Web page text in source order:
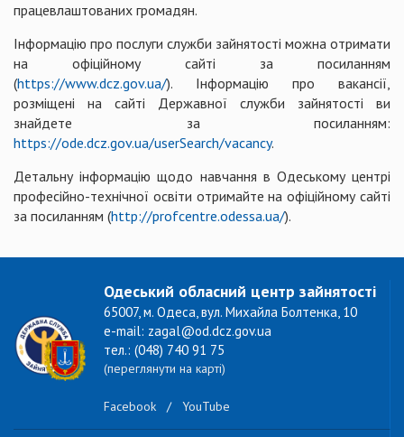
працевлаштованих громадян.
Інформацію про послуги служби зайнятості можна отримати
на офіційному сайті за посиланням
(https://www.dcz.gov.ua/). Інформацію про вакансії,
розміщені на сайті Державної служби зайнятості ви
знайдете за посиланням:
https://ode.dcz.gov.ua/userSearch/vacancy.
Детальну інформацію щодо навчання в Одеському центрі
професійно-технічної освіти отримайте на офіційному сайті
за посиланням (http://profcentre.odessa.ua/).
Одеський обласний центр зайнятості
65007, м. Одеса, вул. Михайла Болтенка, 10
e-mail: zagal@od.dcz.gov.ua
тел.: (048) 740 91 75
(переглянути на карті)
Facebook / YouTube